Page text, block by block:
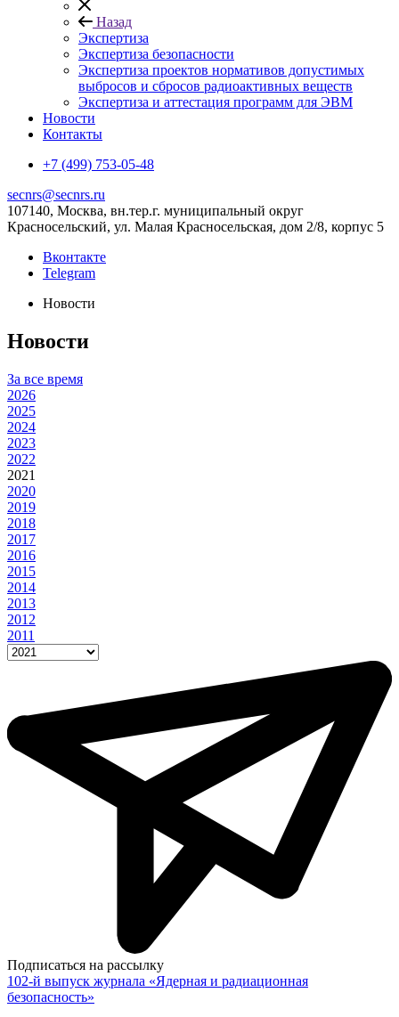
Назад
Экспертиза
Экспертиза безопасности
Экспертиза проектов нормативов допустимых
выбросов и сбросов радиоактивных веществ
Экспертиза и аттестация программ для ЭВМ
Новости
Контакты
+7 (499) 753-05-48
secnrs@secnrs.ru
107140, Москва, вн.тер.г. муниципальный округ
Красносельский, ул. Малая Красносельская, дом 2/8, корпус 5
Вконтакте
Telegram
Новости
Новости
За все время
2026
2025
2024
2023
2022
2021
2020
2019
2018
2017
2016
2015
2014
2013
2012
2011
Подписаться на рассылку
102-й выпуск журнала «Ядерная и радиационная
безопасность»